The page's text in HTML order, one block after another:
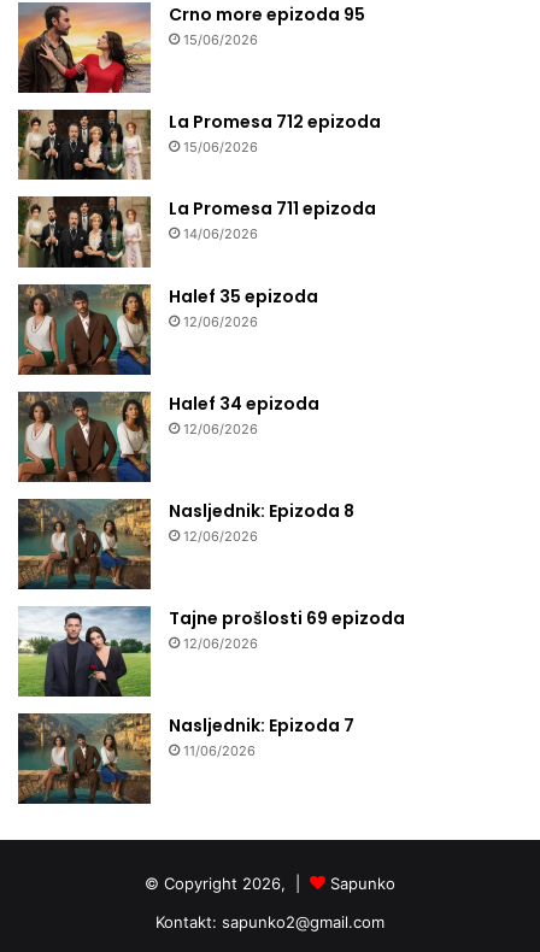
Crno more epizoda 95
15/06/2026
La Promesa 712 epizoda
15/06/2026
La Promesa 711 epizoda
14/06/2026
Halef 35 epizoda
12/06/2026
Halef 34 epizoda
12/06/2026
Nasljednik: Epizoda 8
12/06/2026
Tajne prošlosti 69 epizoda
12/06/2026
Nasljednik: Epizoda 7
11/06/2026
© Copyright 2026, |
Sapunko
Kontakt: sapunko2@gmail.com